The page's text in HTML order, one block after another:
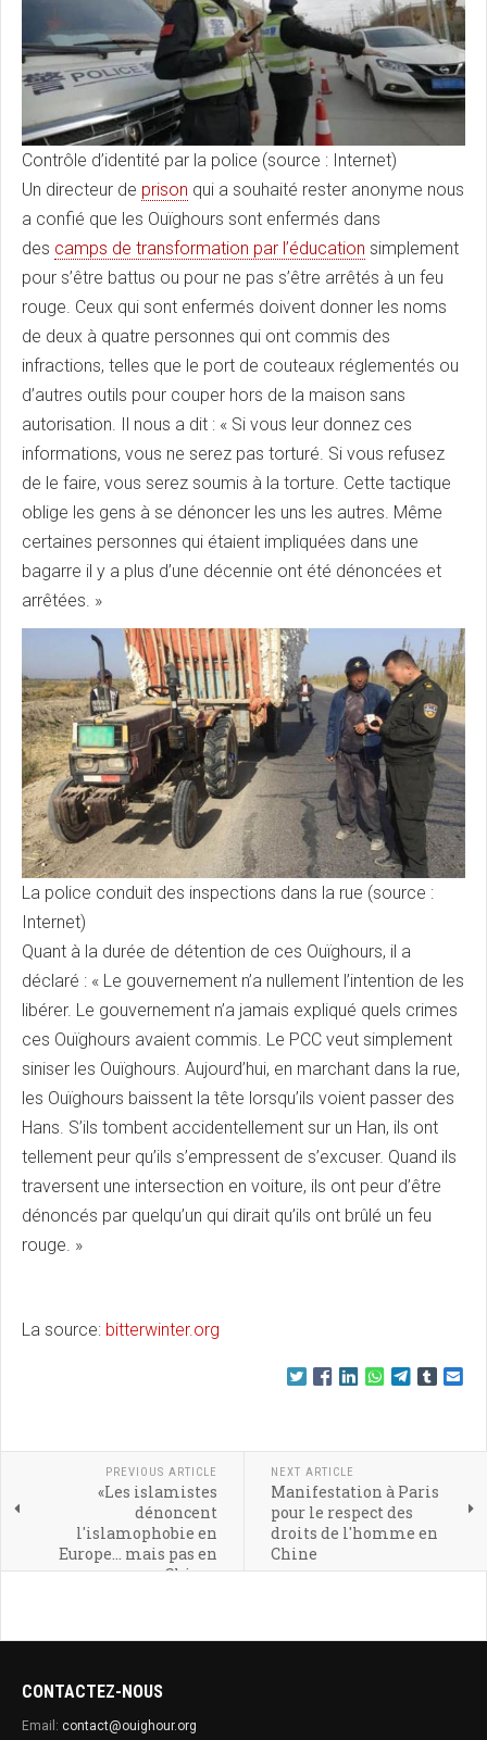
Contrôle d’identité par la police (source : Internet)
Un directeur de prison qui a souhaité rester anonyme nous
a confié que les Ouïghours sont enfermés dans
des camps de transformation par l’éducation simplement
pour s’être battus ou pour ne pas s’être arrêtés à un feu
rouge. Ceux qui sont enfermés doivent donner les noms
de deux à quatre personnes qui ont commis des
infractions, telles que le port de couteaux réglementés ou
d’autres outils pour couper hors de la maison sans
autorisation. Il nous a dit : « Si vous leur donnez ces
informations, vous ne serez pas torturé. Si vous refusez
de le faire, vous serez soumis à la torture. Cette tactique
oblige les gens à se dénoncer les uns les autres. Même
certaines personnes qui étaient impliquées dans une
bagarre il y a plus d’une décennie ont été dénoncées et
arrêtées. »
La police conduit des inspections dans la rue (source :
Internet)
Quant à la durée de détention de ces Ouïghours, il a
déclaré : « Le gouvernement n’a nullement l’intention de les
libérer. Le gouvernement n’a jamais expliqué quels crimes
ces Ouïghours avaient commis. Le PCC veut simplement
siniser les Ouïghours. Aujourd’hui, en marchant dans la rue,
les Ouïghours baissent la tête lorsqu’ils voient passer des
Hans. S’ils tombent accidentellement sur un Han, ils ont
tellement peur qu’ils s’empressent de s’excuser. Quand ils
traversent une intersection en voiture, ils ont peur d’être
dénoncés par quelqu’un qui dirait qu’ils ont brûlé un feu
rouge. »
La source: bitterwinter.org
PREVIOUS ARTICLE
«Les islamistes
dénoncent
l'islamophobie en
Europe... mais pas en
Chine»
NEXT ARTICLE
Manifestation à Paris
pour le respect des
droits de l'homme en
Chine
CONTACTEZ-NOUS
Email: contact@ouighour.org